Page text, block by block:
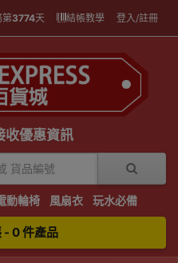
第3774天 結帳教學 登入/註冊
收優惠資訊
動輪椅 風扇衣 玩水必備
- 0 件產品